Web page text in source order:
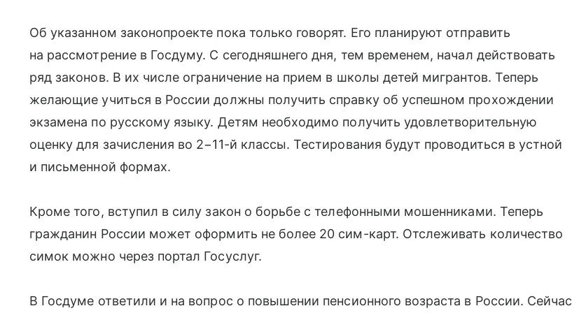
Об указанном законопроекте пока только говорят. Его планируют отправить
на рассмотрение в Госдуму. С сегодняшнего дня, тем временем, начал действовать
ряд законов. В их числе ограничение на прием в школы детей мигрантов. Теперь
желающие учиться в России должны получить справку об успешном прохождении
экзамена по русскому языку. Детям необходимо получить удовлетворительную
оценку для зачисления во 2−11-й классы. Тестирования будут проводиться в устной
и письменной формах.
Кроме того, вступил в силу закон о борьбе с телефонными мошенниками. Теперь
гражданин России может оформить не более 20 сим-карт. Отслеживать количество
симок можно через портал Госуслуг.
В Госдуме ответили и на вопрос о повышении пенсионного возраста в России. Сейчас